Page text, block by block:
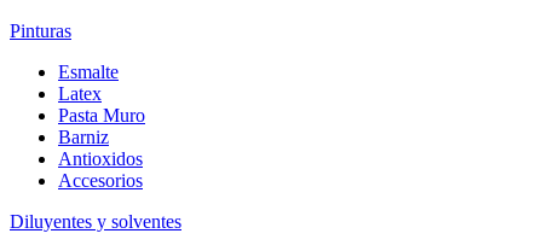
Pinturas
Esmalte
Latex
Pasta Muro
Barniz
Antioxidos
Accesorios
Diluyentes y solventes